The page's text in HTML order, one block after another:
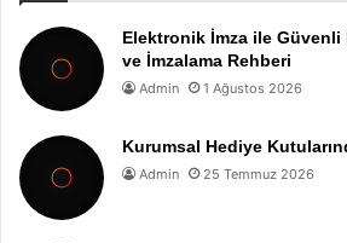
Elektronik İmza ile Güvenli
ve İmzalama Rehberi
Admin 1 Ağustos 2026
Kurumsal Hediye
Admin 25 Temmuz 2026